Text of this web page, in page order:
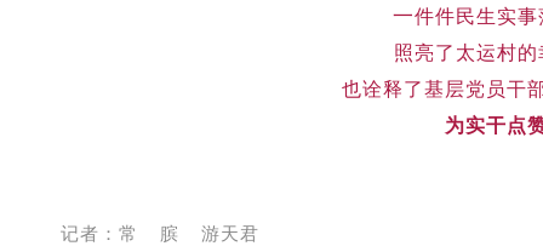
一件件民生实
照亮了太运村
也诠释了基层党员干
为实干点
记者：常 膑 游天君